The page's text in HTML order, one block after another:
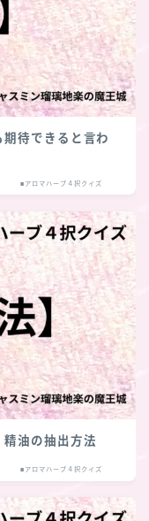
待できると言わ
■アロマハーブ４択クイズ
油の抽出方法
■アロマハーブ４択クイズ